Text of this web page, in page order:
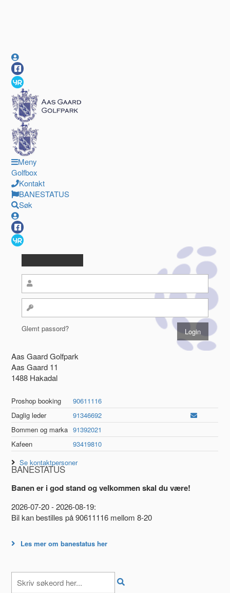
Meny
Golfbox
Kontakt
BANESTATUS
Søk
Glemt passord?
Aas Gaard Golfpark
Aas Gaard 11
1488 Hakadal
Proshop booking
90611116
Daglig leder
91346692
Bommen og marka 91392021
Kafeen
93419810
Se kontaktpersoner
BANESTATUS
Banen er i god stand og velkommen skal du være!
2026-07-20 - 2026-08-19:
Bil kan bestilles på 90611116 mellom 8-20
Les mer om banestatus her